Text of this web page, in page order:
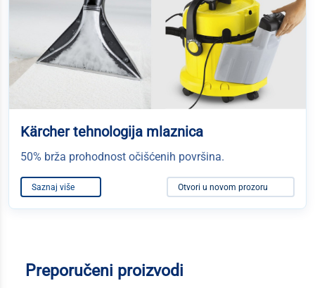
Kärcher tehnologija mlaznica
50% brža prohodnost očišćenih površina.
Saznaj više Otvori u novom prozoru
Preporučeni proizvodi